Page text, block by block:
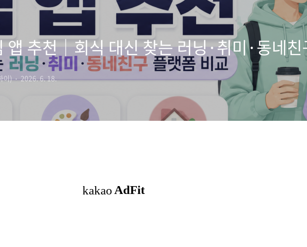
추천｜회식 대신 찾는 러닝·취미·동네
이) 2026. 6. 18.